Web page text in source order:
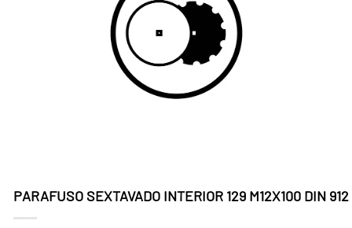
PARAFUSO SEXTAVADO INTERIOR 129 M12X100 DIN 912